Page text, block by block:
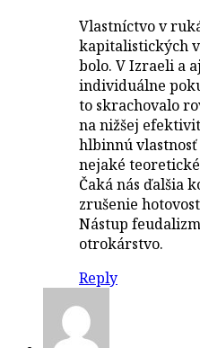
Vlastníctvo v
kapitalistických
bolo. V Izraeli a
individuálne
to skrachovalo
na nižšej
hlbinnú vlastnosť
nejaké
Čaká nás ďalšia
zrušenie
Nástup
otrokárstvo.
Reply